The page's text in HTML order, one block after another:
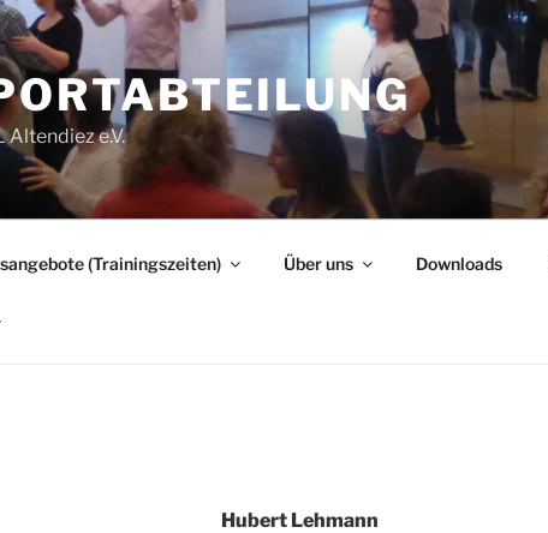
e.V.
(Trainingszeiten) Über uns Downloads
Hubert Lehmann